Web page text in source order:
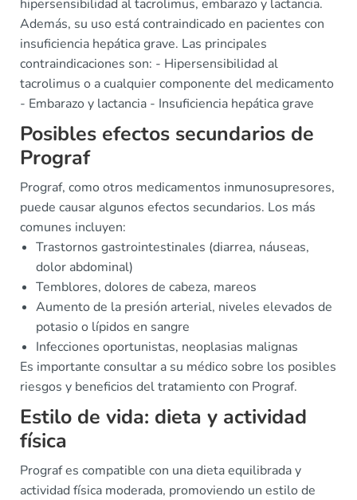
hipersensibilidad al tacrolimus, embarazo y lactancia.
Además, su uso está contraindicado en pacientes con
insuficiencia hepática grave. Las principales
contraindicaciones son: - Hipersensibilidad al
tacrolimus o a cualquier componente del medicamento
- Embarazo y lactancia - Insuficiencia hepática grave
Posibles efectos secundarios de
Prograf
Prograf, como otros medicamentos inmunosupresores,
puede causar algunos efectos secundarios. Los más
comunes incluyen:
Trastornos gastrointestinales (diarrea, náuseas,
dolor abdominal)
Temblores, dolores de cabeza, mareos
Aumento de la presión arterial, niveles elevados de
potasio o lípidos en sangre
Infecciones oportunistas, neoplasias malignas
Es importante consultar a su médico sobre los posibles
riesgos y beneficios del tratamiento con Prograf.
Estilo de vida: dieta y actividad
física
Prograf es compatible con una dieta equilibrada y
actividad física moderada, promoviendo un estilo de